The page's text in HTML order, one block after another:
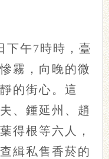
下午7時時，臺
霧，向晚的微
的街心。這
、鍾延州、趙
得根等六人，
緝私售香菸的